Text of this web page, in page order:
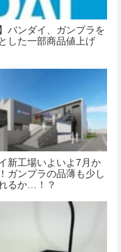
】バンダイ、ガンプラを
した一部商品値上げ
新工場いよいよ7月か
ガンプラの品薄も少し
るか…！？